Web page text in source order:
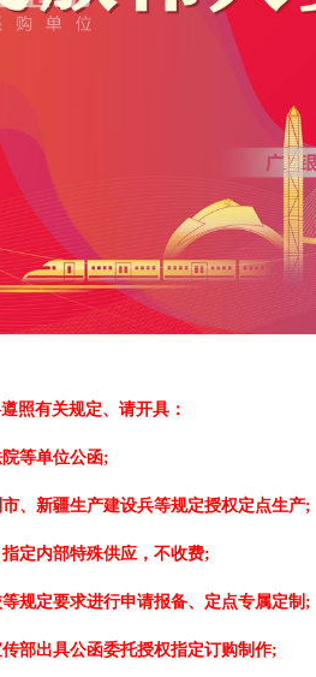
照有关规定、请开具：
等单位公函;
、新疆生产建设兵等规定授权定点生产;
定内部特殊供应，不收费;
规定要求进行申请报备、定点专属定制;
部出具公函委托授权指定订购制作;